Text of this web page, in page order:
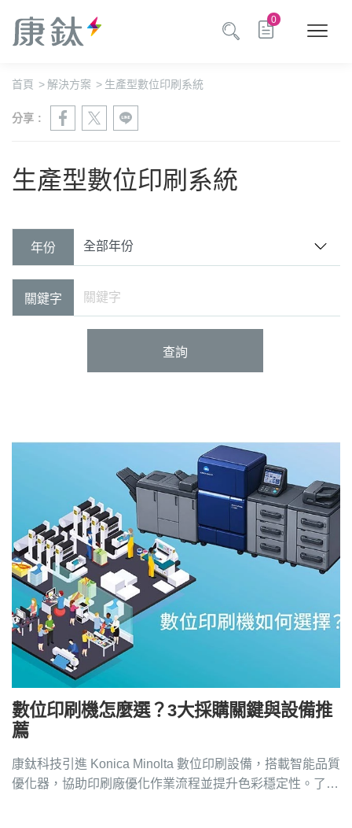
0
首頁 >解決方案 > 生產型數位印刷系統
分享 :
生產型數位印刷系統
年份
關鍵字
查詢
數位印刷機怎麼選？3大採購關鍵與設備推
薦
康鈦科技引進 Konica Minolta 數位印刷設備，搭載智能品質
優化器，協助印刷廠優化作業流程並提升色彩穩定性。了解